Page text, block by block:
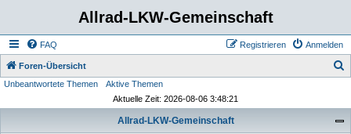
Allrad-LKW-Gemeinschaft
FAQ Anmelden
Registrieren
Foren-Übersicht
Unbeantwortete Themen
Aktive Themen
Aktuelle Zeit: 2026-08-06 3:48:21
Allrad-LKW-Gemeinschaft